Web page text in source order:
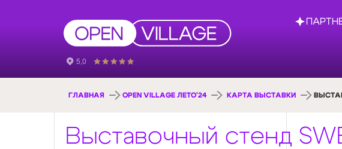
ГЛАВНАЯ OPEN VILLAGE ЛЕТО'24 КАРТА ВЫСТАВКИ
Выставочный стенд